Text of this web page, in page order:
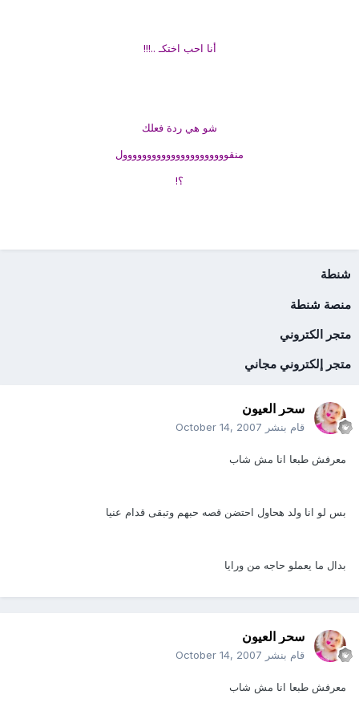
أنا احب اختكـ ..!!!
شو هي ردة فعلك
منقوووووووووووووووووووووول
؟!
شنطة
منصة شنطة
متجر الكتروني
متجر إلكتروني مجاني
سحر العيون
قام بنشر October 14, 2007
معرفش طبعا انا مش شاب
بس لو انا ولد هحاول احتضن قصه حبهم وتبقى قدام عنيا
بدال ما يعملو حاجه من ورايا
سحر العيون
قام بنشر October 14, 2007
معرفش طبعا انا مش شاب